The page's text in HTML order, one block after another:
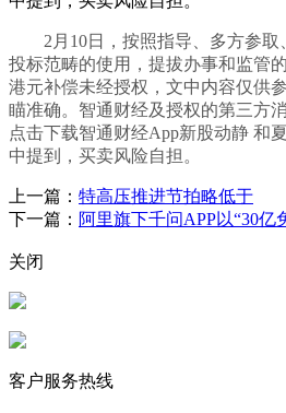
2月10日，按照指导、多方参取
投标范畴的使用，提拔办事和监管
港元补偿未经授权，文中内容仅供
瞄准确。智通财经及授权的第三方
点击下载智通财经App新股动静 和
中提到，买卖风险自担。
上一篇： 特高压推进节拍略低于
下一篇： 阿里旗下千问APP以“30
关闭
客户服务热线